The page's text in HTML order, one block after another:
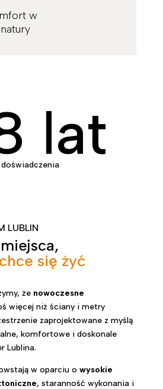
w
lat
doświadczenia
LUBLIN
chce się żyć
że nowoczesne
więcej niż ściany i metry
zaprojektowane z myślą
komfortowe i doskonale
Lublina.
w oparciu o wysokie
, staranność wykonania i